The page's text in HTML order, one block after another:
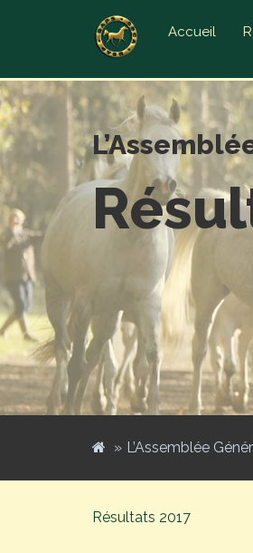
Accueil
L’Assemblée
Résultats 2017